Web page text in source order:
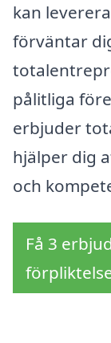
kan
förväntar
pålitliga
erbjuder
hjälper dig
och
Få 3